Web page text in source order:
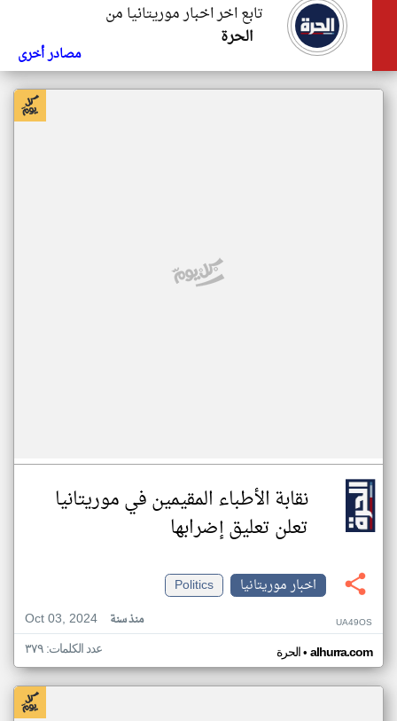
تابع اخر اخبار موريتانيا من
الحرة
مصادر أخرى
نقابة الأطباء المقيمين في موريتانيا
تعلن تعليق إضرابها
اخبار موريتانيا
Politics
Oct 03, 2024
منذ سنة UA49OS
الحرة• alhurra.com عدد الكلمات: ٣٧٩